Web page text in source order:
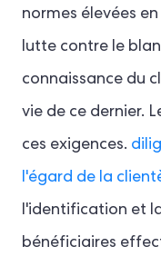
normes élevées
lutte contre le
connaissance du
vie de ce dernier.
ces exigences.
l'égard de la
l'identification et
bénéficiaires